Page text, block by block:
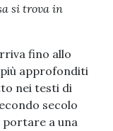
si trova in
fino allo
approfonditi
nei testi di
secolo
portare a una